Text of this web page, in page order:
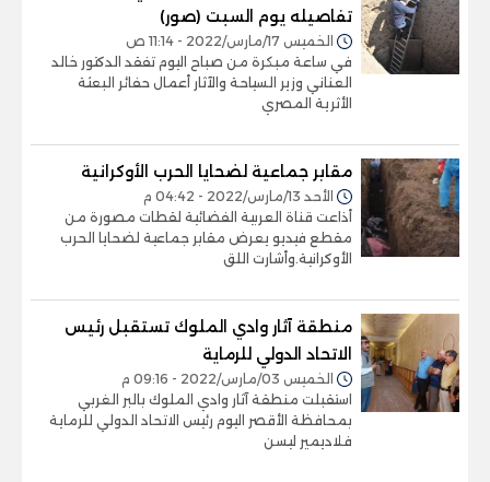
تفاصيله يوم السبت (صور)
الخميس 17/مارس/2022 - 11:14 ص
في ساعة مبكرة من صباح اليوم تفقد الدكتور خالد
العناني وزير السياحة والآثار أعمال حفائر البعثة
الأثرية المصري
مقابر جماعية لضحايا الحرب الأوكرانية
الأحد 13/مارس/2022 - 04:42 م
أذاعت قناة العربية الفضائية لقطات مصورة من
مقطع فيديو يعرض مقابر جماعية لضحايا الحرب
الأوكرانية.وأشارت اللق
منطقة آثار وادي الملوك تستقبل رئيس
الاتحاد الدولي للرماية
الخميس 03/مارس/2022 - 09:16 م
استقبلت منطقة آثار وادي الملوك بالبر الغربي
بمحافظة الأقصر اليوم رئيس الاتحاد الدولي للرماية
فلاديمير ليسن